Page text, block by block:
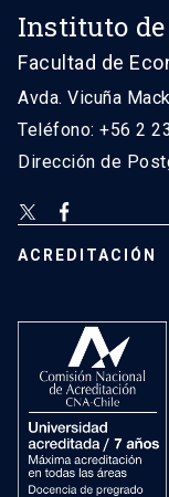
Instituto
Facultad de
Avda. Vicuña
Teléfono: +56 2
Dirección de
ACREDITACIÓN